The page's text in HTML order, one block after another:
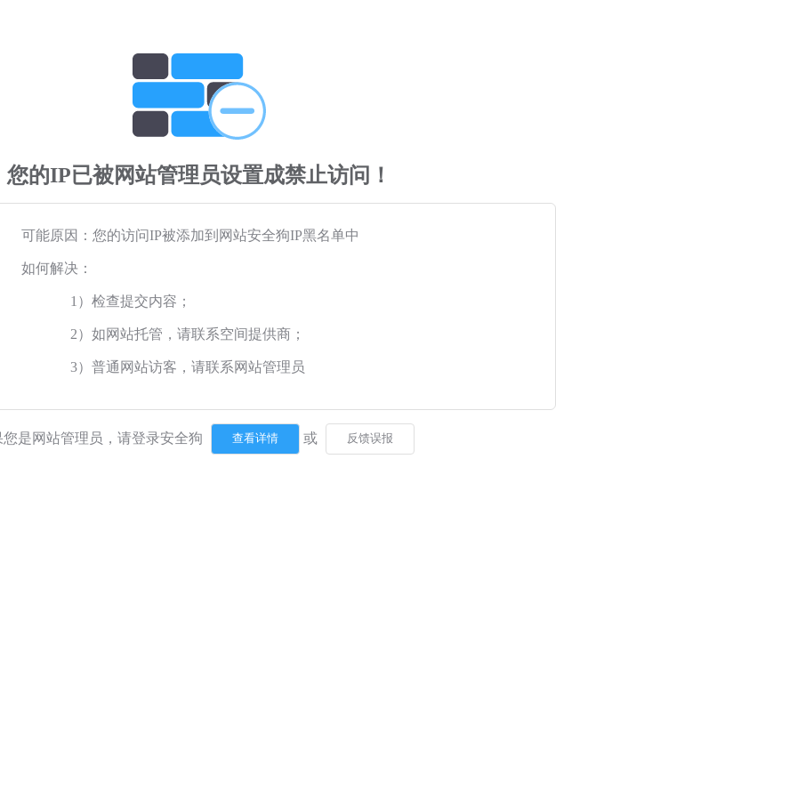
您的IP已被网站管理员设置成禁止访问！
可能原因：您的访问IP被添加到网站安全狗IP黑名单中
如何解决：
1）检查提交内容；
2）如网站托管，请联系空间提供商；
3）普通网站访客，请联系网站管理员
您是网站管理员，请登录安全狗 或